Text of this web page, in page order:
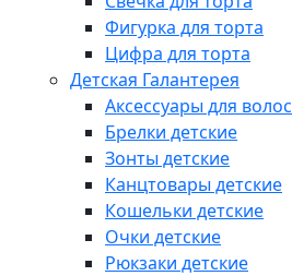
Фигурка для торта
Цифра для торта
Детская Галантерея
Аксессуары для волос
Брелки детские
Зонты детские
Канцтовары детские
Кошельки детские
Очки детские
Рюкзаки детские